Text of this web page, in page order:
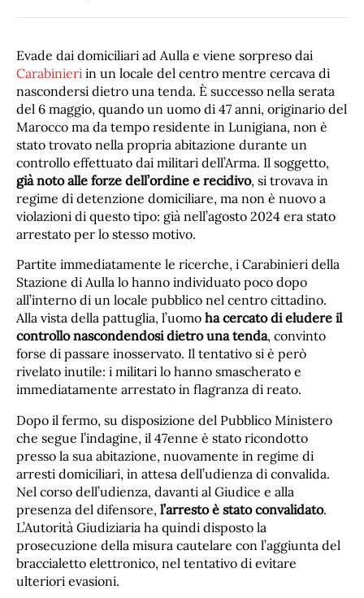
Evade dai domiciliari ad Aulla e viene sorpreso dai
Carabinieri in un locale del centro mentre cercava di
nascondersi dietro una tenda. È successo nella serata
del 6 maggio, quando un uomo di 47 anni, originario del
Marocco ma da tempo residente in Lunigiana, non è
stato trovato nella propria abitazione durante un
controllo effettuato dai militari dell’Arma. Il soggetto,
già noto alle forze dell’ordine e recidivo, si trovava in
regime di detenzione domiciliare, ma non è nuovo a
violazioni di questo tipo: già nell’agosto 2024 era stato
arrestato per lo stesso motivo.
Partite immediatamente le ricerche, i Carabinieri della
Stazione di Aulla lo hanno individuato poco dopo
all’interno di un locale pubblico nel centro cittadino.
Alla vista della pattuglia, l’uomo ha cercato di eludere il
controllo nascondendosi dietro una tenda, convinto
forse di passare inosservato. Il tentativo si è però
rivelato inutile: i militari lo hanno smascherato e
immediatamente arrestato in flagranza di reato.
Dopo il fermo, su disposizione del Pubblico Ministero
che segue l’indagine, il 47enne è stato ricondotto
presso la sua abitazione, nuovamente in regime di
arresti domiciliari, in attesa dell’udienza di convalida.
Nel corso dell’udienza, davanti al Giudice e alla
presenza del difensore, l’arresto è stato convalidato.
L’Autorità Giudiziaria ha quindi disposto la
prosecuzione della misura cautelare con l’aggiunta del
braccialetto elettronico, nel tentativo di evitare
ulteriori evasioni.